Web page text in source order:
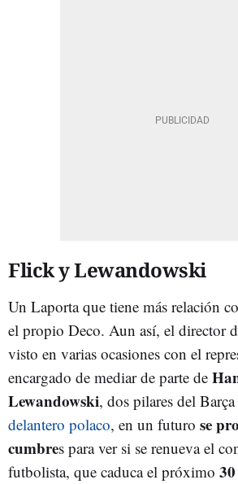
Flick y Lewandowski
Un Laporta que tiene más relación
el propio Deco. Aun así, el director
visto en varias ocasiones con el
encargado de mediar de parte de
Lewandowski, dos pilares del
delantero polaco, en un futuro se
cumbres para ver si se renueva el
futbolista, que caduca el próximo